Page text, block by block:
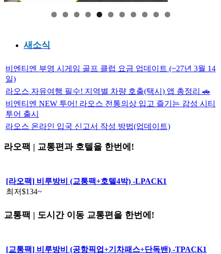
새소식
비엔티엔 부영 시게임 골프 클럽 요금 업데이트 (~27년 3월 14
일)
라오스 자유여행 필수! 지역별 차량 호출(택시) 앱 총정리 🚗
비엔티엔 NEW 투어! 라오스 전통의상 입고 즐기는 감성 시티
투어 출시
라오스 온라인 입국 신고서 작성 방법(업데이트)
라오팩 | 교통편과 호텔을 한번에!
[라오팩] 비루방비 (교통팩+호텔4박) -LPACK1
최저$134~
교통팩 | 도시간 이동 교통편을 한번에!
[교통팩] 비루방비 (공항픽업+기차패스+단독밴) -TPACK1